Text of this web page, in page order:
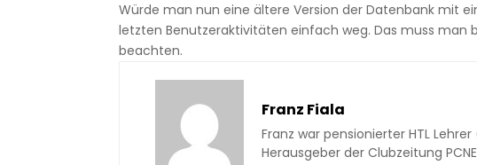
Würde man nun eine ältere Version der Datenbank mit
letzten Benutzeraktivitäten einfach weg. Das muss man
beachten.
Franz Fiala
Franz war pensionierter HTL
Herausgeber der Clubzeitung